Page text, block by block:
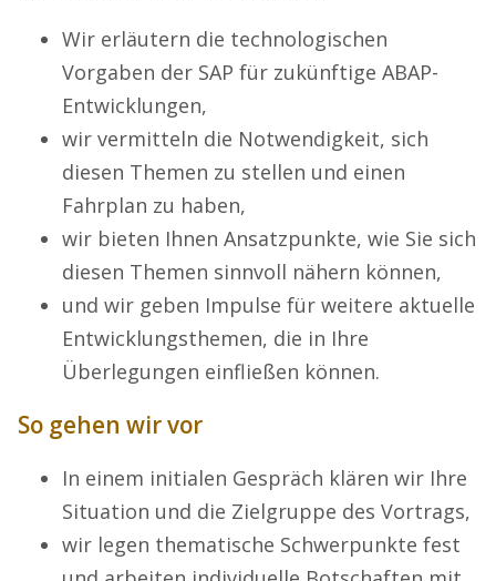
Wir erläutern die technologischen
Vorgaben der SAP für zukünftige ABAP-
Entwicklungen,
wir vermitteln die Notwendigkeit, sich
diesen Themen zu stellen und einen
Fahrplan zu haben,
wir bieten Ihnen Ansatzpunkte, wie Sie sich
diesen Themen sinnvoll nähern können,
und wir geben Impulse für weitere aktuelle
Entwicklungsthemen, die in Ihre
Überlegungen einfließen können.
So gehen wir vor
In einem initialen Gespräch klären wir Ihre
Situation und die Zielgruppe des Vortrags,
wir legen thematische Schwerpunkte fest